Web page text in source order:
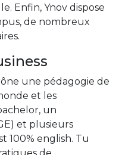
Enfin, Ynov dispose
de nombreux
une pédagogie de
et les
un
et plusieurs
100% english. Tu